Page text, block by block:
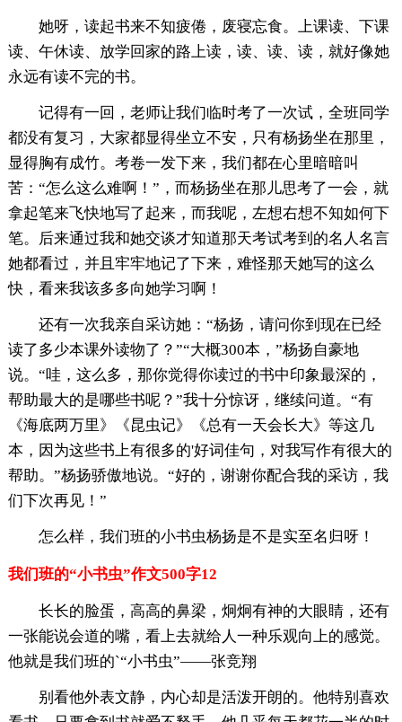
她呀，读起书来不知疲倦，废寝忘食。上课读、下课
读、午休读、放学回家的路上读，读、读、读，就好像她
永远有读不完的书。
记得有一回，老师让我们临时考了一次试，全班同学
都没有复习，大家都显得坐立不安，只有杨扬坐在那里，
显得胸有成竹。考卷一发下来，我们都在心里暗暗叫
苦：“怎么这么难啊！”，而杨扬坐在那儿思考了一会，就
拿起笔来飞快地写了起来，而我呢，左想右想不知如何下
笔。后来通过我和她交谈才知道那天考试考到的名人名言
她都看过，并且牢牢地记了下来，难怪那天她写的这么
快，看来我该多多向她学习啊！
还有一次我亲自采访她：“杨扬，请问你到现在已经
读了多少本课外读物了？”“大概300本，”杨扬自豪地
说。“哇，这么多，那你觉得你读过的书中印象最深的，
帮助最大的是哪些书呢？”我十分惊讶，继续问道。“有
《海底两万里》《昆虫记》《总有一天会长大》等这几
本，因为这些书上有很多的'好词佳句，对我写作有很大的
帮助。”杨扬骄傲地说。“好的，谢谢你配合我的采访，我
们下次再见！”
怎么样，我们班的小书虫杨扬是不是实至名归呀！
我们班的“小书虫”作文500字12
长长的脸蛋，高高的鼻梁，炯炯有神的大眼睛，还有
一张能说会道的嘴，看上去就给人一种乐观向上的感觉。
他就是我们班的`“小书虫”——张竞翔
别看他外表文静，内心却是活泼开朗的。他特别喜欢